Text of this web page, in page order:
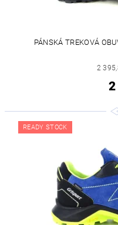
PÁNSKÁ TREKOVÁ
2
2
READY STOCK